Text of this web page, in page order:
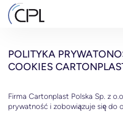
POLITYKA
COOKIES
Firma Cartonplast Polska Sp. z
prywatność i zobowiązuje się do
GOSPODARKA O